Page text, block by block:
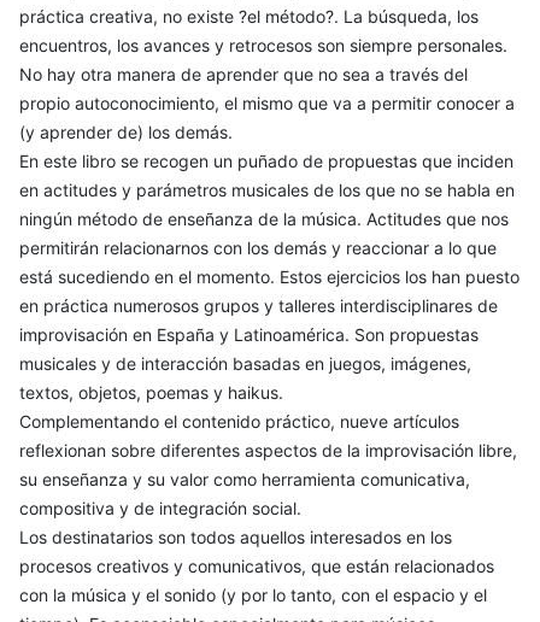
práctica creativa, no existe ?el método?. La búsqueda, los
encuentros, los avances y retrocesos son siempre personales.
No hay otra manera de aprender que no sea a través del
propio autoconocimiento, el mismo que va a permitir conocer a
(y aprender de) los demás.
En este libro se recogen un puñado de propuestas que inciden
en actitudes y parámetros musicales de los que no se habla en
ningún método de enseñanza de la música. Actitudes que nos
permitirán relacionarnos con los demás y reaccionar a lo que
está sucediendo en el momento. Estos ejercicios los han puesto
en práctica numerosos grupos y talleres interdisciplinares de
improvisación en España y Latinoamérica. Son propuestas
musicales y de interacción basadas en juegos, imágenes,
textos, objetos, poemas y haikus.
Complementando el contenido práctico, nueve artículos
reflexionan sobre diferentes aspectos de la improvisación libre,
su enseñanza y su valor como herramienta comunicativa,
compositiva y de integración social.
Los destinatarios son todos aquellos interesados en los
procesos creativos y comunicativos, que están relacionados
con la música y el sonido (y por lo tanto, con el espacio y el